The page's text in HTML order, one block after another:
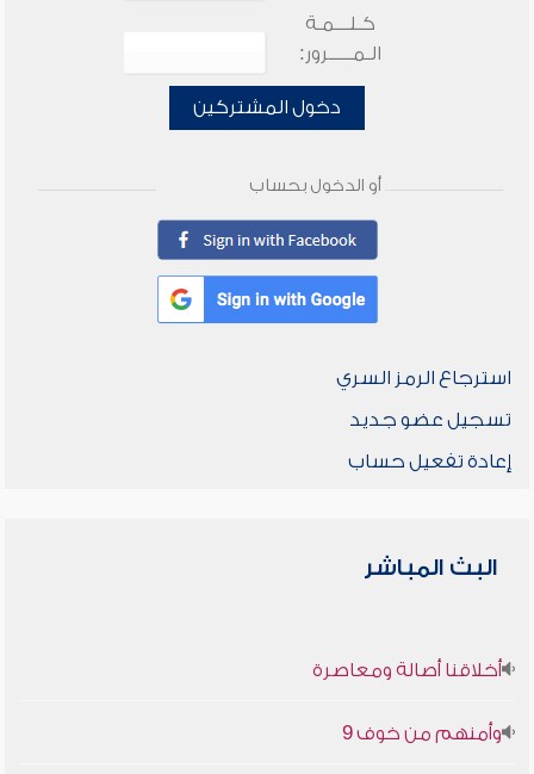
كـلـــمـة
الـمـــــرور:
دخول المشتركين
أو الدخول بحساب
استرجاع الرمز السري
تسجيل عضو جديد
إعادة تفعيل حساب
البث المباشر
أخلاقنا أصالة ومعاصرة
وأمنهم من خوف 9